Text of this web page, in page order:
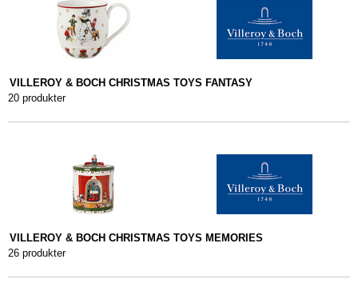
VILLEROY & BOCH CHRISTMAS TOYS FANTASY
20 produkter
VILLEROY & BOCH CHRISTMAS TOYS MEMORIES
26 produkter